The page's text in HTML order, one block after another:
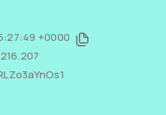
+0000